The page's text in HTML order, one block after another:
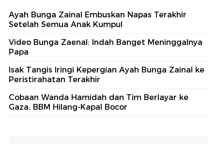
Ayah Bunga Zainal Embuskan Napas Terakhir
Setelah Semua Anak Kumpul
Video Bunga Zaenal: Indah Banget Meninggalnya
Papa
Isak Tangis Iringi Kepergian Ayah Bunga Zainal ke
Peristirahatan Terakhir
Cobaan Wanda Hamidah dan Tim Berlayar ke
Gaza, BBM Hilang-Kapal Bocor